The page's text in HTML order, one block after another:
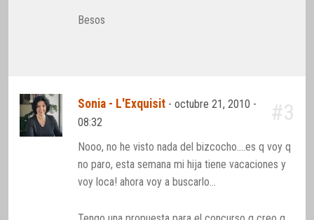
Besos
Sonia - L'Exquisit -octubre 21, 2010 -
08:32
#3
Nooo, no he visto nada del bizcocho….es q voy q
no paro, esta semana mi hija tiene vacaciones y
voy loca! ahora voy a buscarlo…